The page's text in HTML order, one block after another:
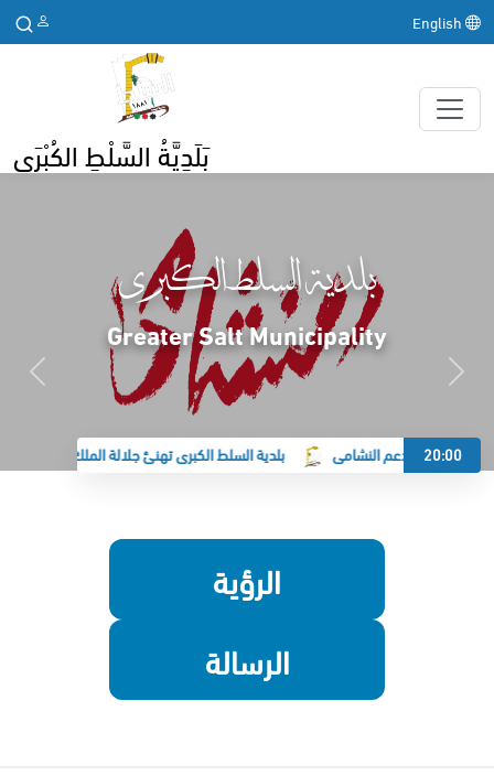
بَلَدِيَّةُ السَّلْطِ الكُبْرَى
بلدية السلط الكبرى
Greater Salt Municipality
20:00تدعم النشامى بلدية السلط الكبرى تهنئ جلالة الملك وولي العهد
الرؤية
الرسالة